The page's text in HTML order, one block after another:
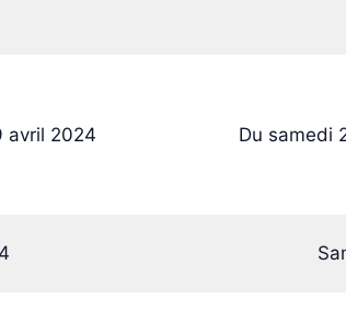
avril 2024 Du samedi